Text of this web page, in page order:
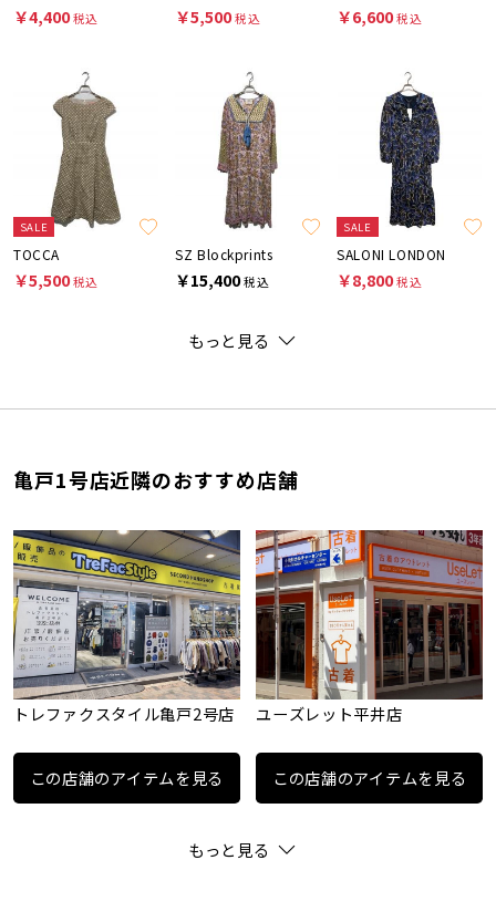
￥4,400税込 ￥5,500税込 ￥6,600税込
SALE
TOCCA
￥5,500税込
SZ Blockprints
￥15,400税込
SALE
SALONI LONDON
￥8,800税込
もっと見る
亀戸1号店近隣のおすすめ店舗
トレファクスタイル亀戸2号店
この店舗のアイテムを見る
ユーズレット平井店
この店舗のアイテムを見る
もっと見る